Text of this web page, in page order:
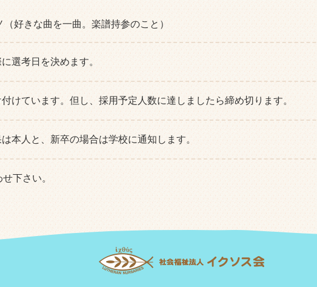
（好きな曲を一曲。楽譜持参のこと）
選考日を決めます。
けています。但し、採用予定人数に達しましたら締め切ります。
本人と、新卒の場合は学校に通知します。
下さい。